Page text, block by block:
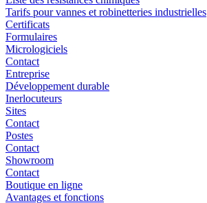
Tarifs pour vannes et robinetteries industrielles
Certificats
Formulaires
Micrologiciels
Contact
Entreprise
Développement durable
Inerlocuteurs
Sites
Contact
Postes
Contact
Showroom
Contact
Boutique en ligne
Avantages et fonctions